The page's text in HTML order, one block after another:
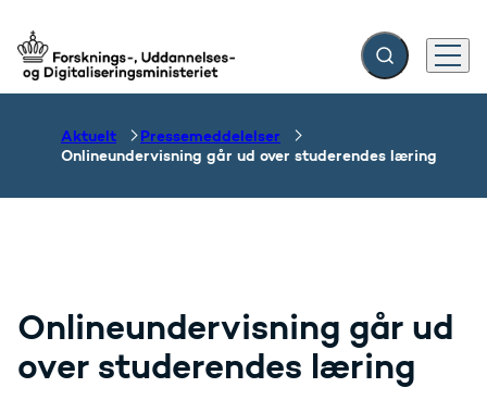
Gå til forsiden Fold søgefelt ud
Menu
Aktuelt
Pressemeddelelser
Onlineundervisning går ud over studerendes læring
Onlineundervisning går ud
over studerendes læring